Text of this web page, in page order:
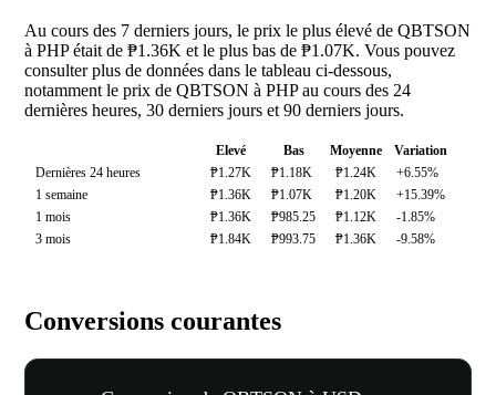
Au cours des 7 derniers jours, le prix le plus élevé de QBTSON
à PHP était de ₱1.36K et le plus bas de ₱1.07K. Vous pouvez
consulter plus de données dans le tableau ci-dessous,
notamment le prix de QBTSON à PHP au cours des 24
dernières heures, 30 derniers jours et 90 derniers jours.
Elevé Bas Moyenne
Variation
Dernières 24 heures
₱1.27K ₱1.18K ₱1.24K
+6.55%
1 semaine
₱1.36K ₱1.07K ₱1.20K
+15.39%
1 mois
₱1.36K ₱985.25 ₱1.12K
-1.85%
3 mois
₱1.84K ₱993.75 ₱1.36K -9.58%
Conversions courantes